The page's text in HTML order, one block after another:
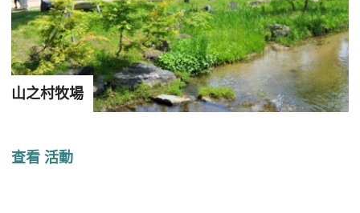
山之村牧場
查看 活動